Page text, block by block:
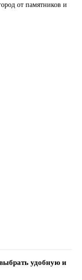
от памятников и
удобную и